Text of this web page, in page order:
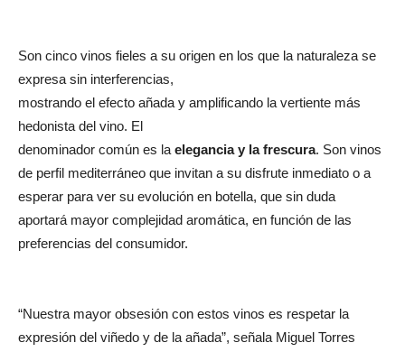
Son cinco vinos fieles a su origen en los que la naturaleza se
expresa sin interferencias,
mostrando el efecto añada y amplificando la vertiente más
hedonista del vino. El
denominador común es laelegancia y la frescura. Son vinos
de perfil mediterráneo que invitan a su disfrute inmediato o a
esperar para ver su evolución en botella, que sin duda
aportará mayor complejidad aromática, en función de las
preferencias del consumidor.
“Nuestra mayor obsesión con estos vinos es respetar la
expresión del viñedo y de la añada”, señala Miguel Torres